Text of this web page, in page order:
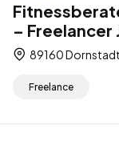
–
89160
Freelance